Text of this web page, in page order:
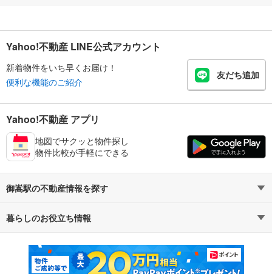
Yahoo!不動産 LINE公式アカウント
新着物件をいち早くお届け！
便利な機能のご紹介
友だち追加
Yahoo!不動産 アプリ
地図でサクッと物件探し
物件比較が手軽にできる
御嵩駅の不動産情報を探す
不動産・住宅
新築マンション 中古マンション
暮らしのお役立ち情報
マンションカタログ 教えて！住まいの先生